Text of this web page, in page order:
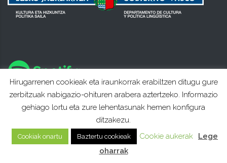
Hirugarrenen cookieak eta iraunkorrak erabiltzen ditugu gure
zerbitzuak nabigazio-ohituren arabera aztertzeko. Informazio
gehiago lortu eta zure lehentasunak hemen konfigura
ditzakezu.
Cookiak onartu Baztertu cookieak Cookie aukerak
Lege
oharrak